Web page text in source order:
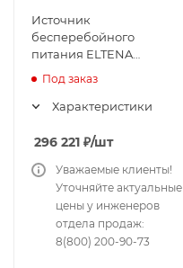
Источник
бесперебойного
питания ELTENA
Под заказ
Характеристики
296 221 ₽/шт
Уважаемые клиенты!
Уточняйте актуальные
цены у инженеров
отдела продаж:
8(800) 200-90-73